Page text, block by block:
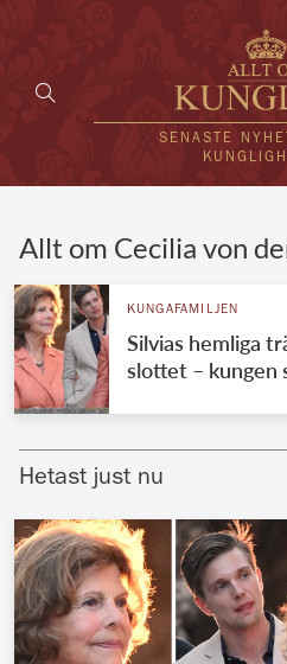
SENASTE
VÄRLDENS
Brittiska
Norska
Danska
Spanska
Allt om Cecilia von
KUNGAFAMILJEN
Silvias hemliga
slottet – kungen
Hetast just nu